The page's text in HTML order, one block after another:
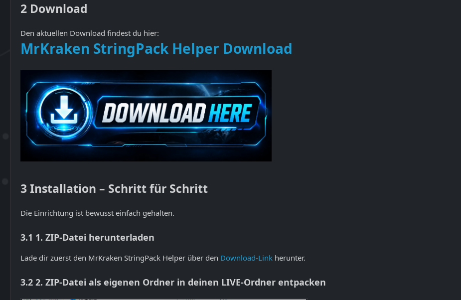
2 Download
Den aktuellen Download findest du hier:
MrKraken StringPack Helper Download
3Installation – Schritt für Schritt
Die Einrichtung ist bewusst einfach gehalten.
3.1 1. ZIP-Datei herunterladen
Lade dir zuerst den MrKraken StringPack Helper über den Download-Link herunter.
3.2 2. ZIP-Datei als eigenen Ordner in deinen LIVE-Ordner entpacken